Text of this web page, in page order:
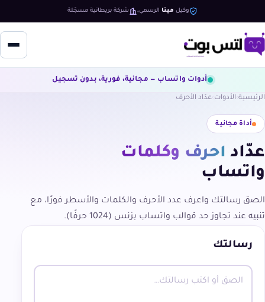
وكيل ميتا الرسمي شركة بريطانية مسجّلة
أدوات واتساب — مجانية، فورية، بدون تسجيل
الرئيسية الأدوات عدّاد الأحرف
أداة مجانية
عدّاد أحرف وكلمات
واتساب
الصق رسالتك واعرف عدد الأحرف والكلمات والأسطر فورًا، مع
تنبيه عند تجاوز حد قوالب واتساب بزنس (1024 حرفًا).
رسالتك